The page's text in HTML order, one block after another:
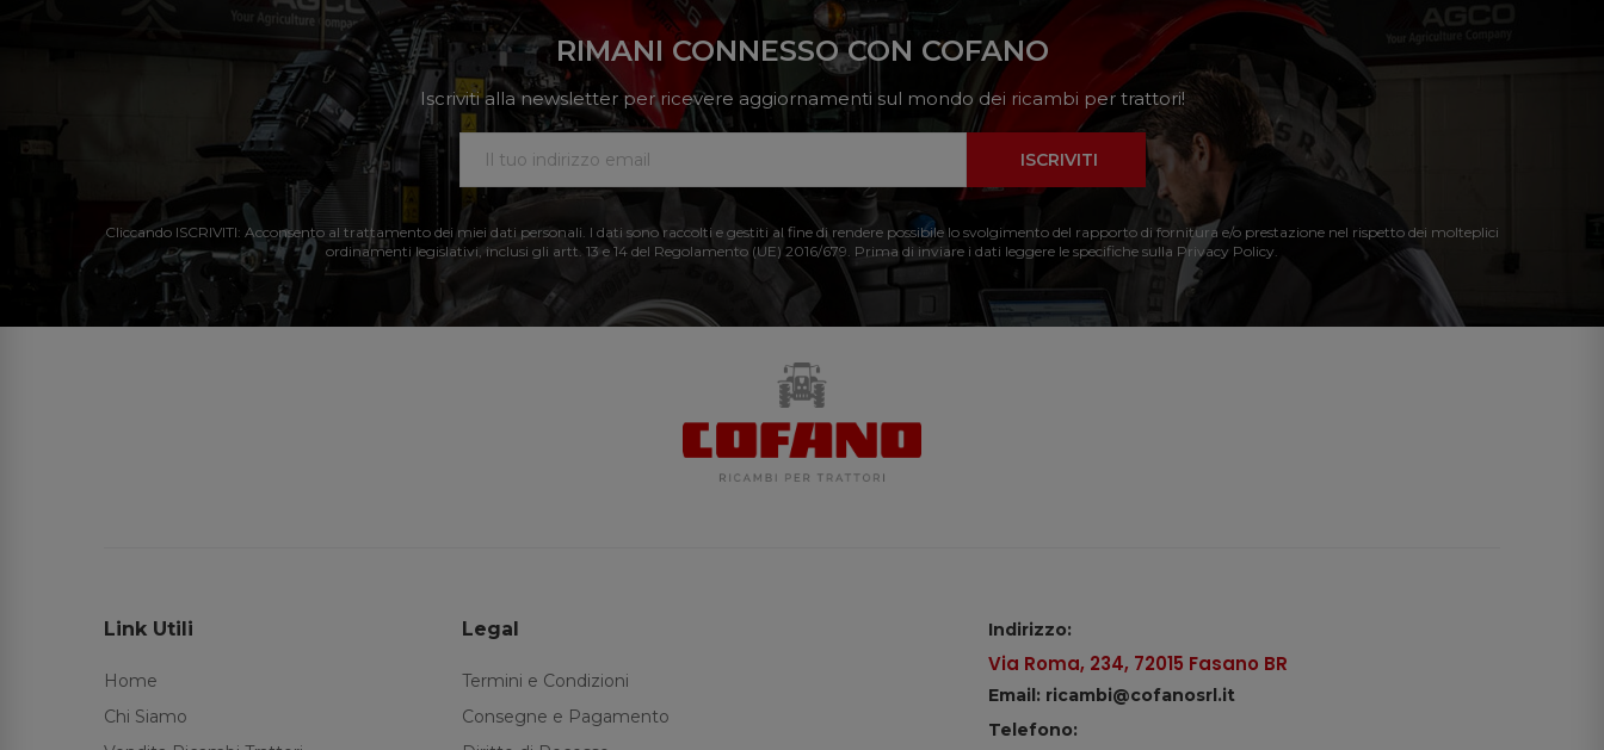
RIMANI CONNESSO CON COFANO
Iscriviti alla newsletter per ricevere aggiornamenti sul mondo dei ricambi per trattori!
ISCRIVITI
Cliccando ISCRIVITI: Acconsento al trattamento dei miei dati personali. I dati sono raccolti e gestiti al fine di rendere possibile lo svolgimento del rapporto di fornitura e/o prestazione nel rispetto dei molteplici
ordinamenti legislativi, inclusi gli artt. 13 e 14 del Regolamento (UE) 2016/679. Prima di inviare i dati leggere le specifiche sulla Privacy Policy.
Link Utili
Home
Chi Siamo
Legal
Termini e Condizioni
Consegne e Pagamento
Indirizzo:
Via Roma, 234, 72015 Fasano BR
Email: ricambi@cofanosrl.it
Telefono: